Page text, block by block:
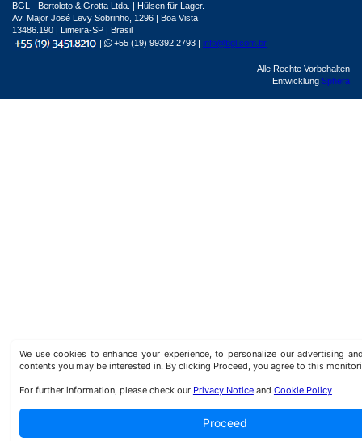
We use cookies to enhance your experience, to personalize our advertising
contents you may be interested in. By clicking Proceed, you agree to this
For further information, please check our Privacy Noticeand Cookie Policy
Proceed
BGL - Bertoloto & Grotta Ltda. | Hülsen für Lager.
Av. Major José Levy Sobrinho, 1296 | Boa Vista
13486.190 | Limeira-SP | Brasil
|
+55 (19) 99392.2793 | info@bgl.com.br
Alle Rechte Vorbehalten
Entwicklung Sphera